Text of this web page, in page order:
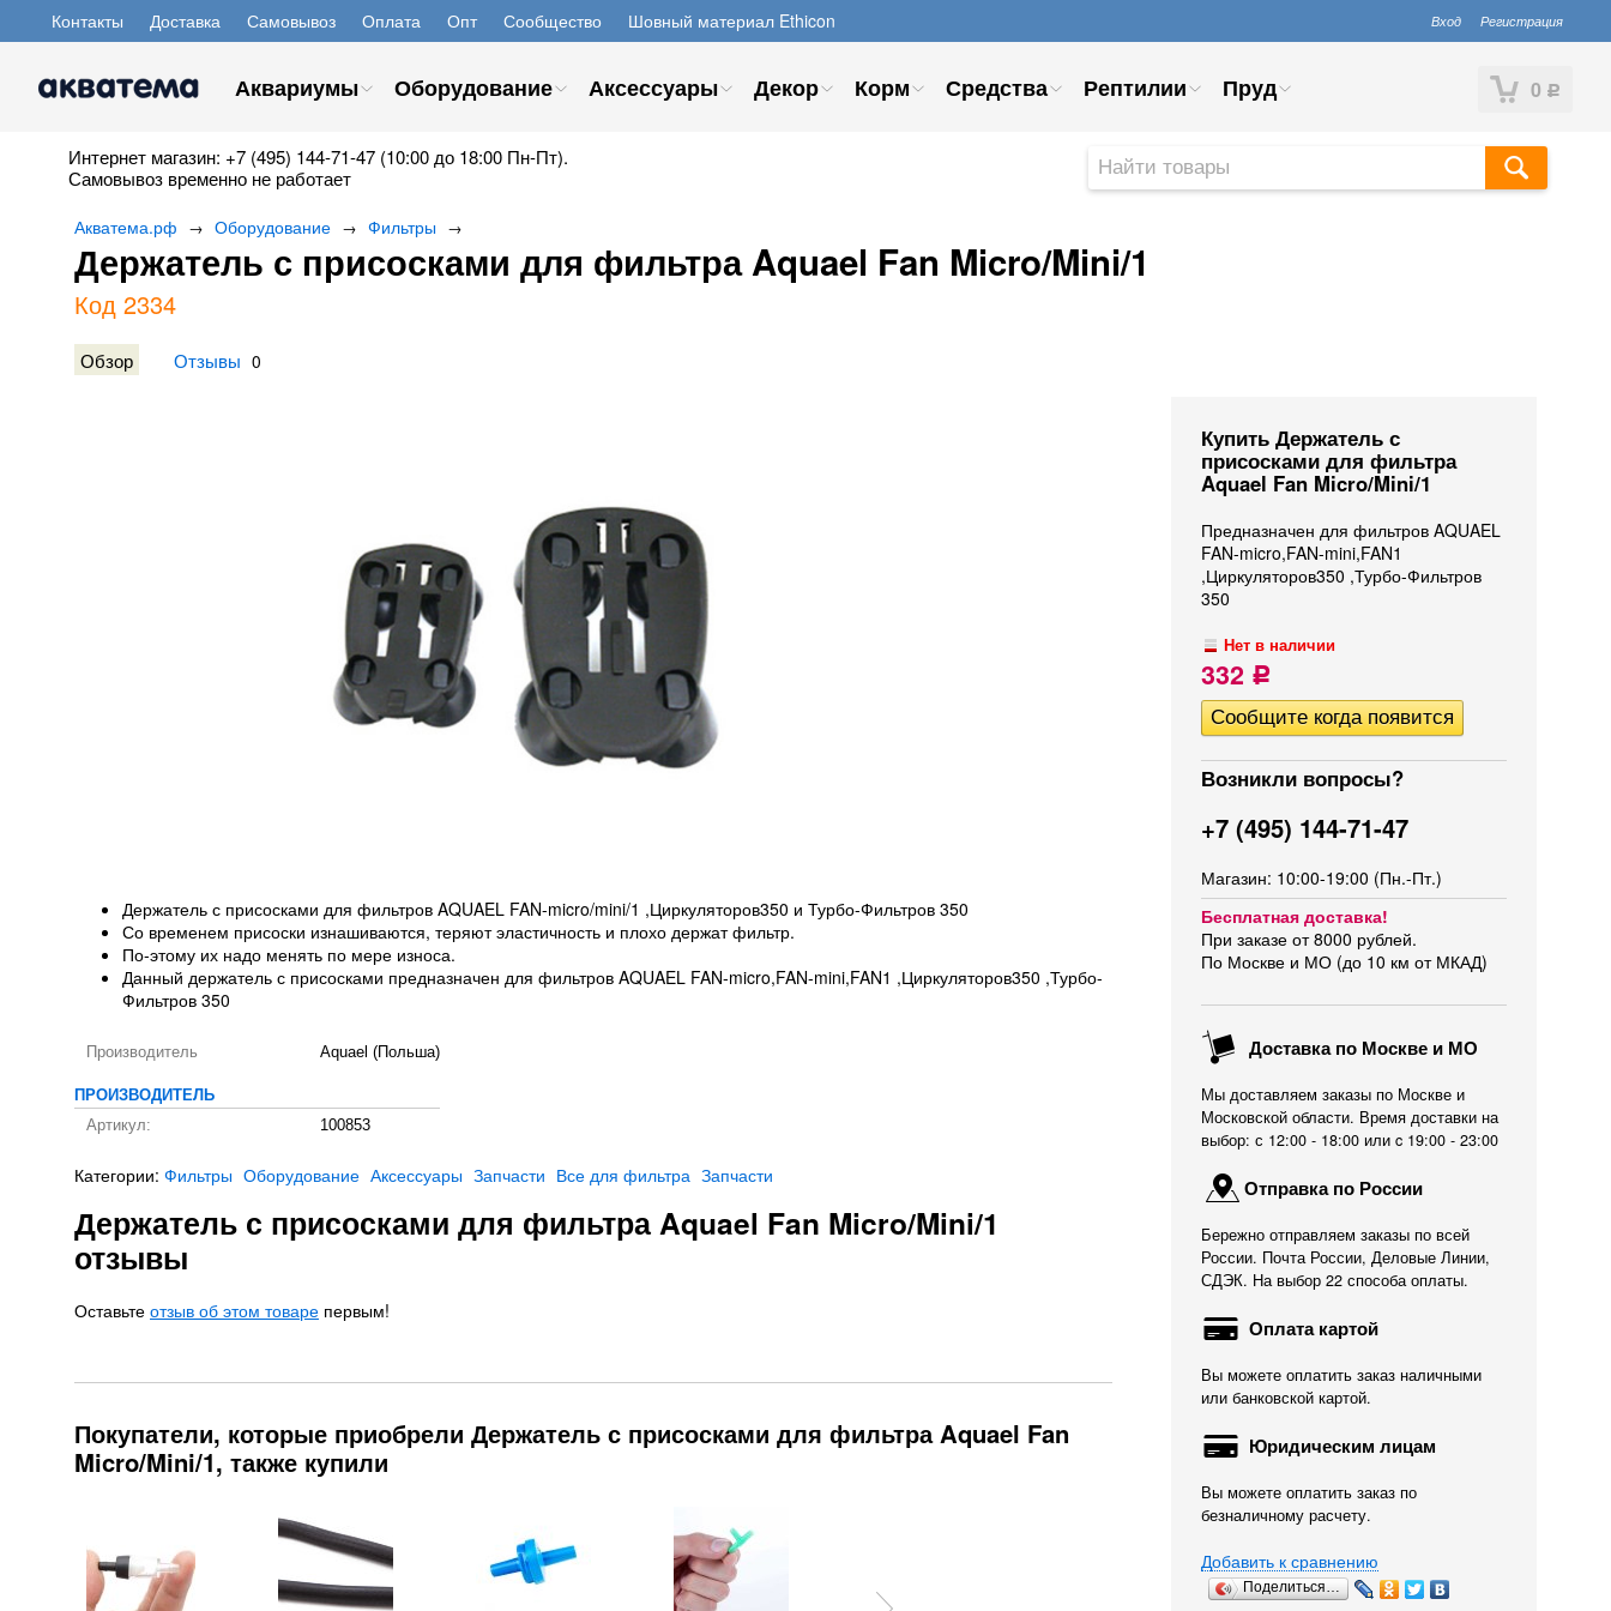
Контакты Доставка Самовывоз Оплата Опт Сообщество Шовный материал Ethicon Вход Регистрация
0 Р
Аквариумы Оборудование Аксессуары Декор Корм Средства Рептилии Пруд
Интернет магазин: +7 (495) 144-71-47 (10:00 до 18:00 Пн-Пт).
Самовывоз временно не работает
Акватема.рф → Оборудование → Фильтры →
Держатель с присосками для фильтра Aquael Fan Micro/Mini/1
Код 2334
Обзор Отзывы 0
Купить Держатель с
присосками для фильтра
Aquael Fan Micro/Mini/1
Предназначен для фильтров AQUAEL
FAN-micro,FAN-mini,FAN1
,Циркуляторов350 ,Турбо-Фильтров
350
Нет в наличии
332 Р
Возникли вопросы?
+7 (495) 144-71-47
Магазин: 10:00-19:00 (Пн.-Пт.)
Бесплатная доставка!
При заказе от 8000 рублей.
По Москве и МО (до 10 км от МКАД)
Доставка по Москве и МО
Мы доставляем заказы по Москве и
Московской области. Время доставки на
выбор: с 12:00 - 18:00 или c 19:00 - 23:00
Отправка по России
Бережно отправляем заказы по всей
России. Почта России, Деловые Линии,
СДЭК. На выбор 22 способа оплаты.
Оплата картой
Вы можете оплатить заказ наличными
или банковской картой.
Юридическим лицам
Вы можете оплатить заказ по
безналичному расчету.
Добавить к сравнению
Поделиться…
Держатель с присосками для фильтров AQUAEL FAN-micro/mini/1 ,Циркуляторов350 и Турбо-Фильтров 350
Со временем присоски изнашиваются, теряют эластичность и плохо держат фильтр.
По-этому их надо менять по мере износа.
Данный держатель с присосками предназначен для фильтров AQUAEL FAN-micro,FAN-mini,FAN1 ,Циркуляторов350 ,Турбо-
Фильтров 350
Производитель Aquael (Польша)
ПРОИЗВОДИТЕЛЬ
Артикул:
100853
Категории: Фильтры Оборудование Аксессуары Запчасти Все для фильтра Запчасти
Держатель с присосками для фильтра Aquael Fan Micro/Mini/1
отзывы
Оставьте отзыв об этом товаре первым!
Покупатели, которые приобрели Держатель с присосками для фильтра Aquael Fan
Micro/Mini/1, также купили